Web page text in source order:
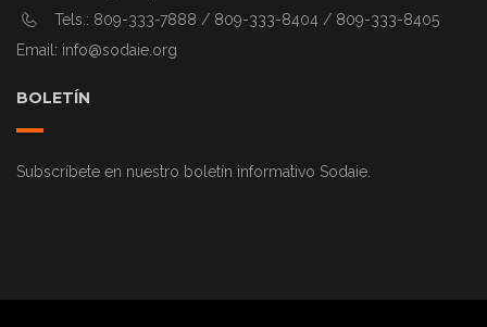
Tels.: 809-333-7888 / 809-333-8404 / 809-333-8405
Email: info@sodaie.org
BOLETÍN
Subscríbete en nuestro boletín informativo Sodaie.